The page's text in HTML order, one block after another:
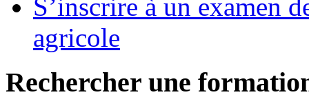
S’inscrire à un examen
agricole
Rechercher une